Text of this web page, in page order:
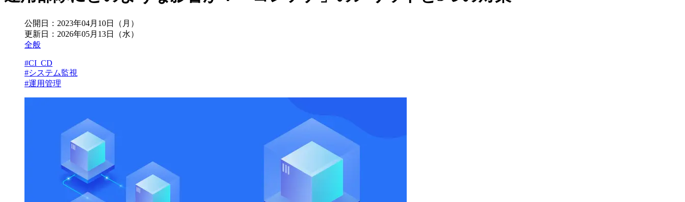
公開日： 2023年04月10日（月）
更新日： 2026年05月13日（水）
全般
#CI_CD
#システム監視
#運用管理